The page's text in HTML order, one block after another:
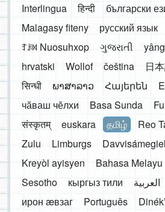
Interlingua
हिन्दी
български
Malagasy fiteny
русский язык
ꆈꌠ꒿ Nuosuhxop
ગુજરાતી
hrvatski
Wollof čeština 日
सिन्धी
ພາສາລາວ Հայերեն
чӑваш чӗлхи
Basa Sunda
संस्कृतम्
euskara தமிழ் Reo
Zulu
Limburgs
Kreyòl ayisyen
Bahasa Melayu
Sesotho
кыргыз тили العربية
ирон æвзаг
Português